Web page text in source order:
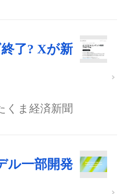
了? Xが新
くま経済新聞
ル一部開発